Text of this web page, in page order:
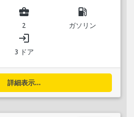
business_center
2
local_gas_station
ガソリン
login
3 ドア
詳細表示...